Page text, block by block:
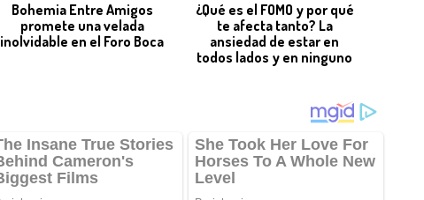
Bohemia Entre Amigos
promete una velada
inolvidable en el Foro Boca
¿Qué es el FOMO y por qué
te afecta tanto? La
ansiedad de estar en
todos lados y en ninguno